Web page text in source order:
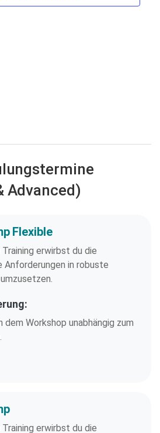
Advanced)
Flexible
erwirbst du die
Anforderungen in robuste
dem Workshop unabhängig zum
erwirbst du die